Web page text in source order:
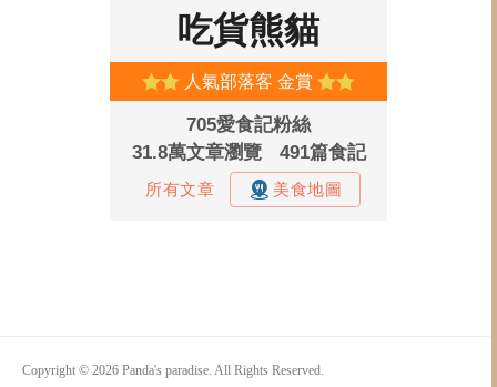
Copyright © 2026 Panda's paradise. All Rights Reserved.